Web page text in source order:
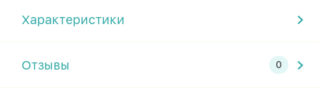
Характеристики
Отзывы